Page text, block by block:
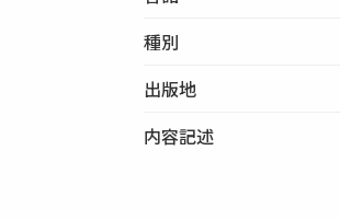
種別
出版地
内容記述